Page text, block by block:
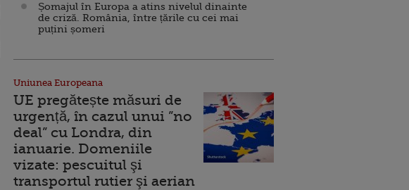
Șomajul în Europa a atins nivelul dinainte
de criză. România, între țările cu cei mai
puțini șomeri
Uniunea Europeana
UE pregătește măsuri de
urgență, în cazul unui ”no
deal” cu Londra, din
ianuarie. Domeniile
vizate: pescuitul şi
transportul rutier şi aerian